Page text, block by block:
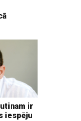
ir
iespēju